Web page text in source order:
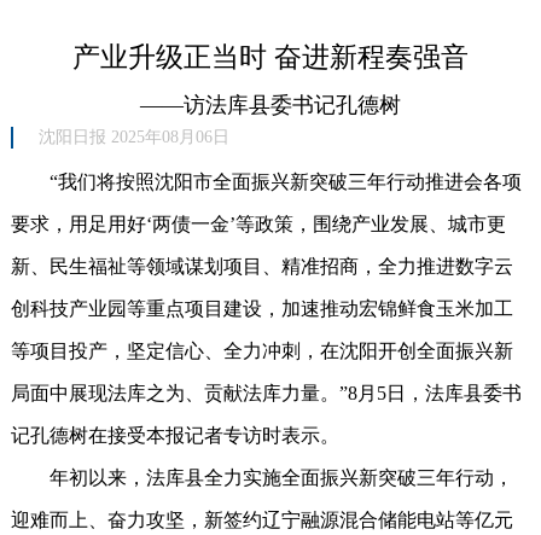
产业升级正当时 奋进新程奏强音
——访法库县委书记孔德树
沈阳日报 2025年08月06日
“我们将按照沈阳市全面振兴新突破三年行动推进会各项
要求，用足用好‘两债一金’等政策，围绕产业发展、城市更
新、民生福祉等领域谋划项目、精准招商，全力推进数字云
创科技产业园等重点项目建设，加速推动宏锦鲜食玉米加工
等项目投产，坚定信心、全力冲刺，在沈阳开创全面振兴新
局面中展现法库之为、贡献法库力量。”8月5日，法库县委书
记孔德树在接受本报记者专访时表示。
年初以来，法库县全力实施全面振兴新突破三年行动，
迎难而上、奋力攻坚，新签约辽宁融源混合储能电站等亿元